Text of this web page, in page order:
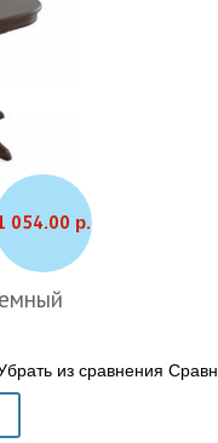
054.00 р.
из сравнения